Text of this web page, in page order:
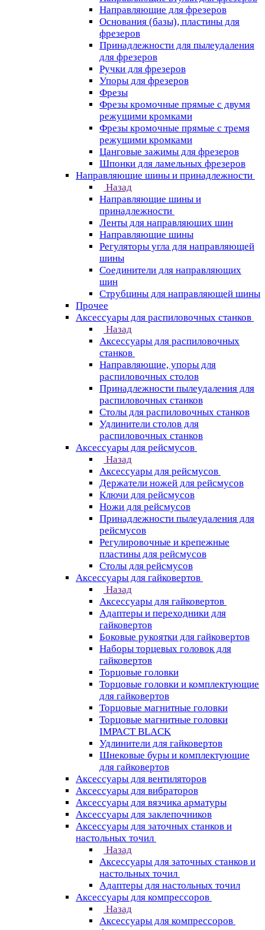
Направляющие для фрезеров
Основания (базы), пластины для
фрезеров
Принадлежности для пылеудаления
для фрезеров
Ручки для фрезеров
Упоры для фрезеров
Фрезы
Фрезы кромочные прямые с двумя
режущими кромками
Фрезы кромочные прямые с тремя
режущими кромками
Цанговые зажимы для фрезеров
Шпонки для ламельных фрезеров
Направляющие шины и принадлежности
Назад
Направляющие шины и
принадлежности
Ленты для направляющих шин
Направляющие шины
Регуляторы угла для направляющей
шины
Соединители для направляющих
шин
Струбцины для направляющей шины
Прочее
Аксессуары для распиловочных станков
Назад
Аксессуары для распиловочных
станков
Направляющие, упоры для
распиловочных столов
Принадлежности пылеудаления для
распиловочных станков
Столы для распиловочных станков
Удлинители столов для
распиловочных станков
Аксессуары для рейсмусов
Назад
Аксессуары для рейсмусов
Держатели ножей для рейсмусов
Ключи для рейсмусов
Ножи для рейсмусов
Принадлежности пылеудаления для
рейсмусов
Регулировочные и крепежные
пластины для рейсмусов
Столы для рейсмусов
Аксессуары для гайковертов
Назад
Аксессуары для гайковертов
Адаптеры и переходники для
гайковертов
Боковые рукоятки для гайковертов
Наборы торцевых головок для
гайковертов
Торцовые головки
Торцовые головки и комплектующие
для гайковертов
Торцовые магнитные головки
Торцовые магнитные головки
IMPACT BLACK
Удлинители для гайковертов
Шнековые буры и комплектующие
для гайковертов
Аксессуары для вентиляторов
Аксессуары для вибраторов
Аксессуары для вязчика арматуры
Аксессуары для заклепочников
Аксессуары для заточных станков и
настольных точил
Назад
Аксессуары для заточных станков и
настольных точил
Адаптеры для настольных точил
Аксессуары для компрессоров
Назад
Аксессуары для компрессоров